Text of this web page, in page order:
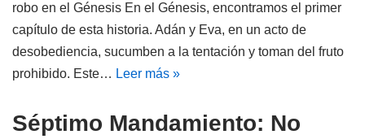
robo en el Génesis En el Génesis, encontramos el primer
capítulo de esta historia. Adán y Eva, en un acto de
desobediencia, sucumben a la tentación y toman del fruto
prohibido. Este… Leer más »
Séptimo Mandamiento: No